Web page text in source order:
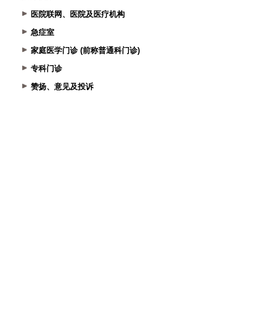
医院联网、医院及医疗机构
急症室
家庭医学门诊 (前称普通科门诊)
专科门诊
赞扬、意见及投诉